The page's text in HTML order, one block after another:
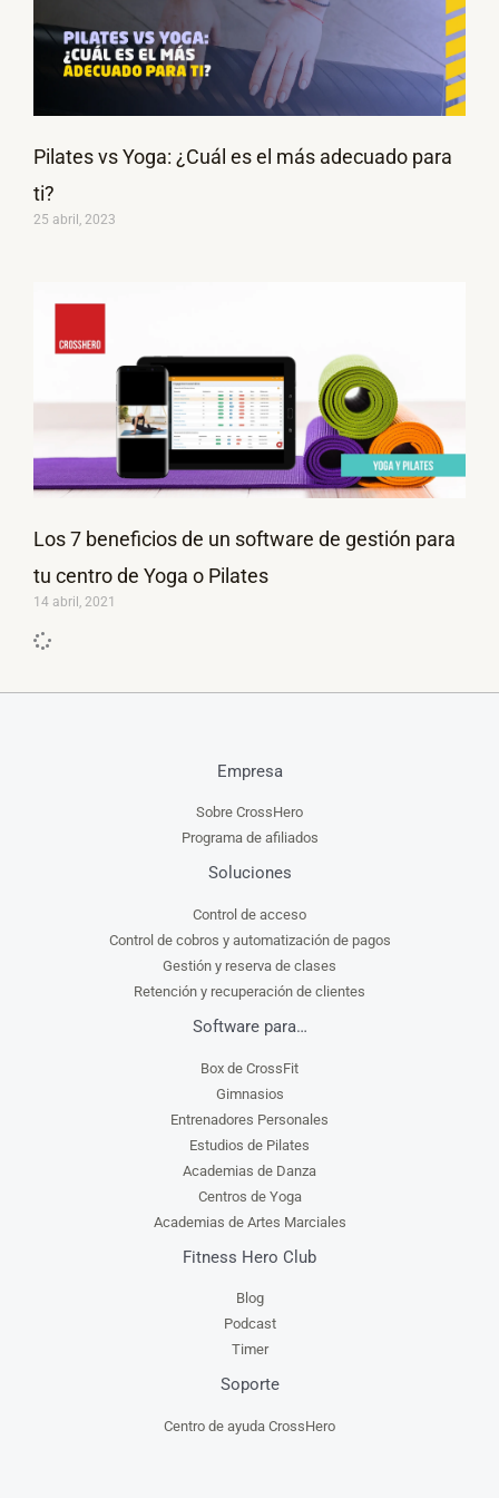
Pilates vs Yoga: ¿Cuál es el más adecuado para
ti?
25 abril, 2023
Los 7 beneficios de un software de gestión para
tu centro de Yoga o Pilates
14 abril, 2021
Empresa
Sobre CrossHero
Programa de afiliados
Soluciones
Control de acceso
Control de cobros y automatización de pagos
Gestión y reserva de clases
Retención y recuperación de clientes
Software para…
Box de CrossFit
Gimnasios
Entrenadores Personales
Estudios de Pilates
Academias de Danza
Centros de Yoga
Academias de Artes Marciales
Fitness Hero Club
Blog
Podcast
Timer
Soporte
Centro de ayuda CrossHero